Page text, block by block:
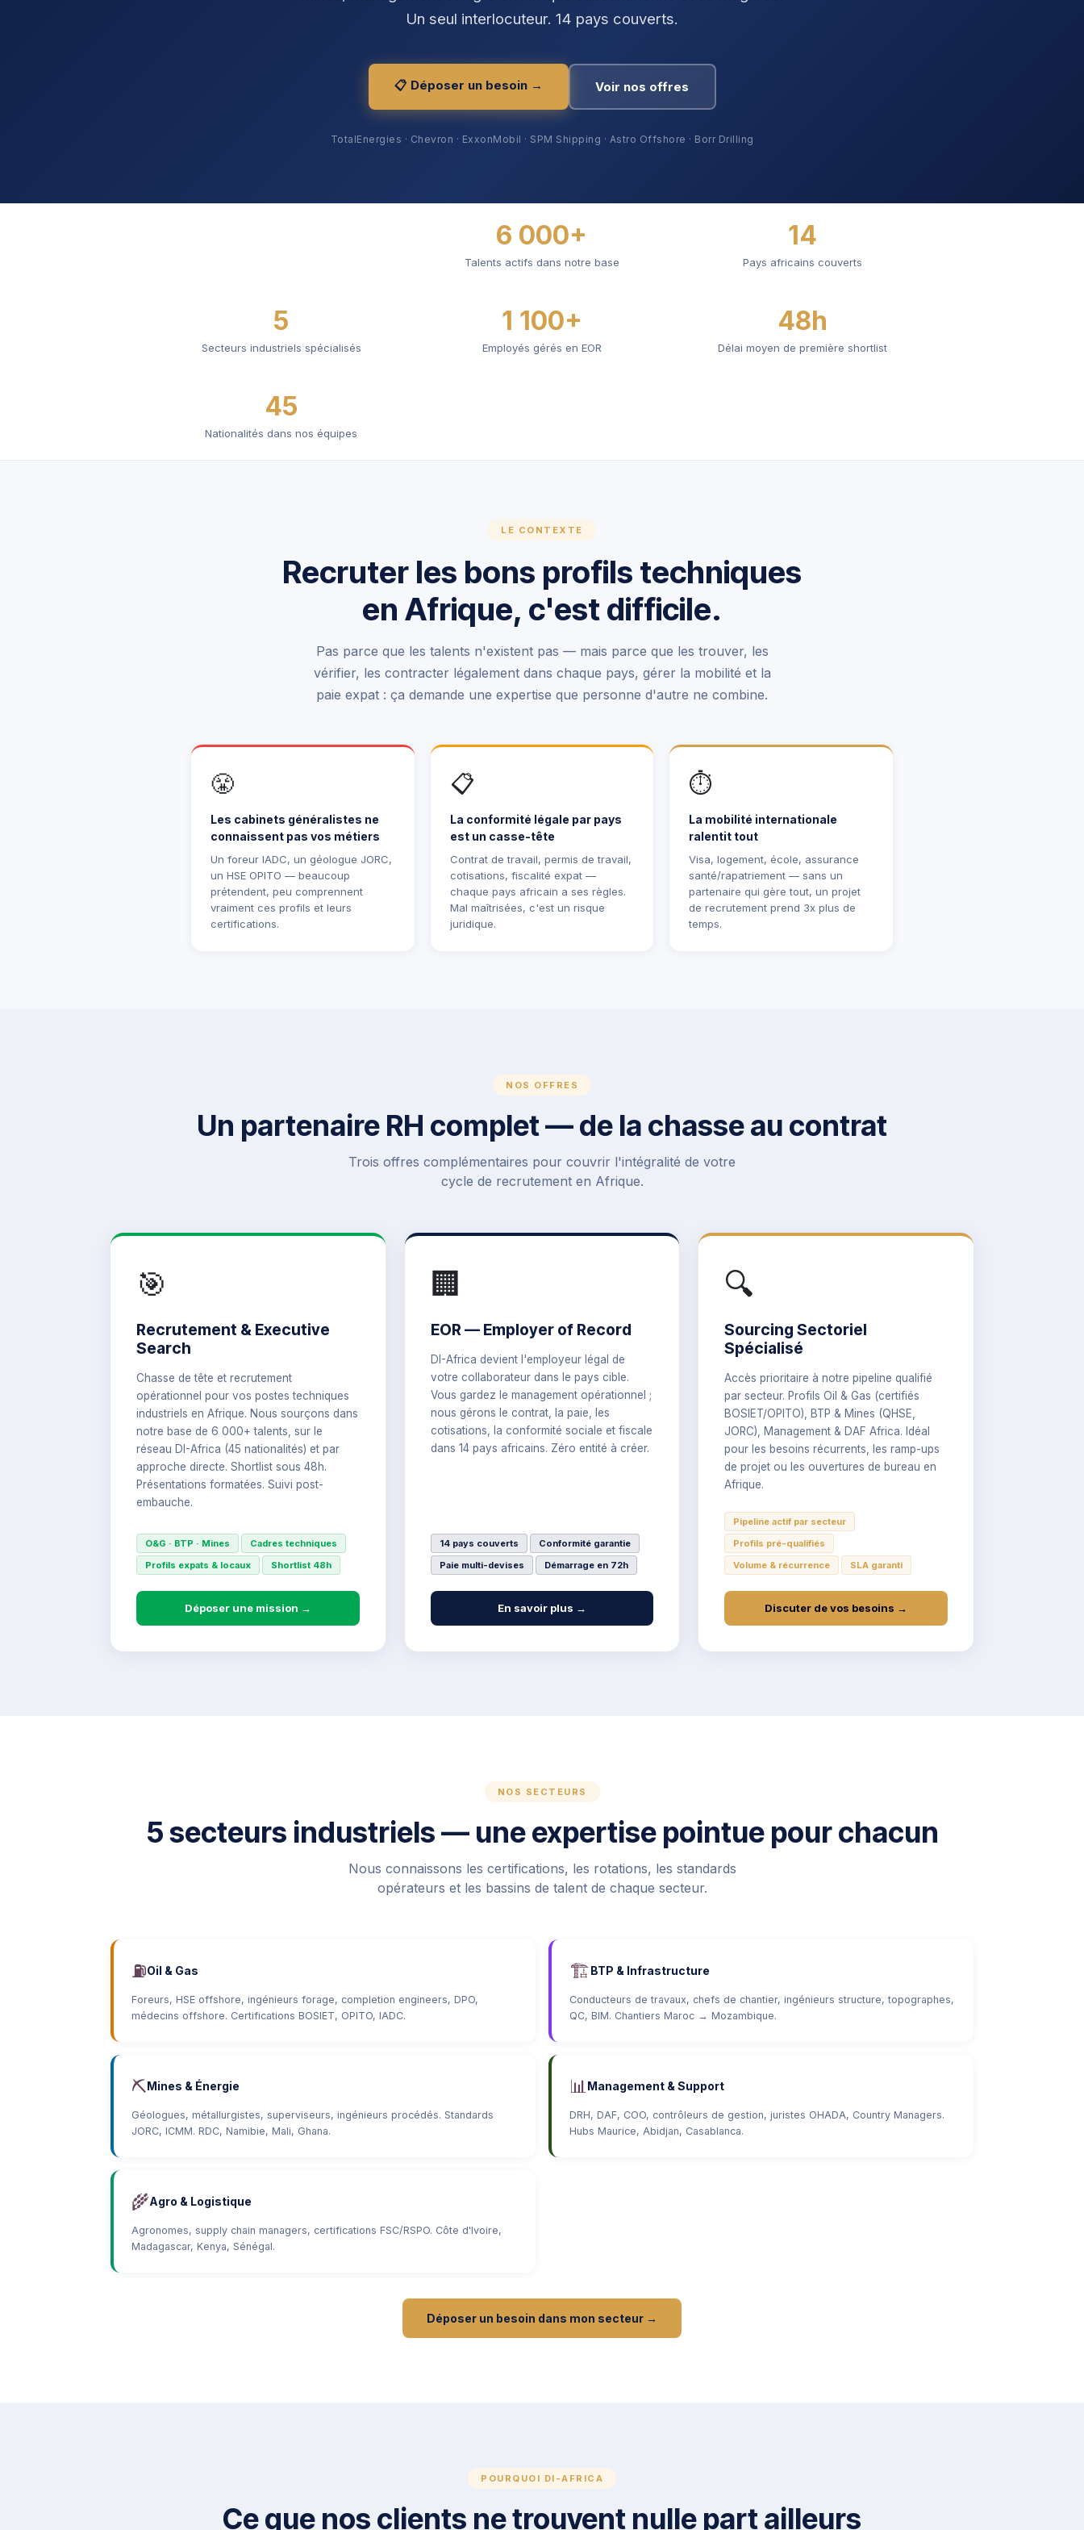
Un seul interlocuteur. 14 pays couverts.
📋 Déposer un besoin → Voir nos offres
TotalEnergies · Chevron · ExxonMobil · SPM Shipping · Astro Offshore · Borr Drilling
6 000+
Talents actifs dans notre base
14
Pays africains couverts
5
Secteurs industriels spécialisés
1 100+
Employés gérés en EOR
48h
Délai moyen de première shortlist
45
Nationalités dans nos équipes
LE CONTEXTE
Recruter les bons profils techniques
en Afrique, c'est difficile.
Pas parce que les talents n'existent pas — mais parce que les trouver, les
vérifier, les contracter légalement dans chaque pays, gérer la mobilité et la
paie expat : ça demande une expertise que personne d'autre ne combine.
😤
Les cabinets généralistes ne
connaissent pas vos métiers
Un foreur IADC, un géologue JORC,
un HSE OPITO — beaucoup
prétendent, peu comprennent
vraiment ces profils et leurs
certifications.
📋
La conformité légale par pays
est un casse-tête
Contrat de travail, permis de travail,
cotisations, fiscalité expat —
chaque pays africain a ses règles.
Mal maîtrisées, c'est un risque
juridique.
⏱️
La mobilité internationale
ralentit tout
Visa, logement, école, assurance
santé/rapatriement — sans un
partenaire qui gère tout, un projet
de recrutement prend 3x plus de
temps.
NOS OFFRES
Un partenaire RH complet — de la chasse au contrat
Trois offres complémentaires pour couvrir l'intégralité de votre
cycle de recrutement en Afrique.
🎯
Recrutement & Executive
Search
Chasse de tête et recrutement
opérationnel pour vos postes techniques
industriels en Afrique. Nous sourçons dans
notre base de 6 000+ talents, sur le
réseau DI-Africa (45 nationalités) et par
approche directe. Shortlist sous 48h.
Présentations formatées. Suivi post-
embauche.
O&G · BTP · Mines
Cadres techniques
Profils expats & locaux
Shortlist 48h
Déposer une mission →
🏢
EOR — Employer of Record
DI-Africa devient l'employeur légal de
votre collaborateur dans le pays cible.
Vous gardez le management opérationnel ;
nous gérons le contrat, la paie, les
cotisations, la conformité sociale et fiscale
dans 14 pays africains. Zéro entité à créer.
14 pays couverts
Conformité garantie
Paie multi-devises
Démarrage en 72h
En savoir plus →
🔍
Sourcing Sectoriel
Spécialisé
Accès prioritaire à notre pipeline qualifié
par secteur. Profils Oil & Gas (certifiés
BOSIET/OPITO), BTP & Mines (QHSE,
JORC), Management & DAF Africa. Idéal
pour les besoins récurrents, les ramp-ups
de projet ou les ouvertures de bureau en
Afrique.
Pipeline actif par secteur
Profils pré-qualifiés
Volume & récurrence
SLA garanti
Discuter de vos besoins →
NOS SECTEURS
5 secteurs industriels — une expertise pointue pour chacun
Nous connaissons les certifications, les rotations, les standards
opérateurs et les bassins de talent de chaque secteur.
⛽Oil & Gas
Foreurs, HSE offshore, ingénieurs forage, completion engineers, DPO,
médecins offshore. Certifications BOSIET, OPITO, IADC.
🏗️ BTP & Infrastructure
Conducteurs de travaux, chefs de chantier, ingénieurs structure, topographes,
QC, BIM. Chantiers Maroc → Mozambique.
⛏️Mines & Énergie
Géologues, métallurgistes, superviseurs, ingénieurs procédés. Standards
JORC, ICMM. RDC, Namibie, Mali, Ghana.
📊 Management & Support
DRH, DAF, COO, contrôleurs de gestion, juristes OHADA, Country Managers.
Hubs Maurice, Abidjan, Casablanca.
🌾Agro & Logistique
Agronomes, supply chain managers, certifications FSC/RSPO. Côte d'Ivoire,
Madagascar, Kenya, Sénégal.
Déposer un besoin dans mon secteur →
POURQUOI DI-AFRICA
Ce que nos clients ne trouvent nulle part ailleurs